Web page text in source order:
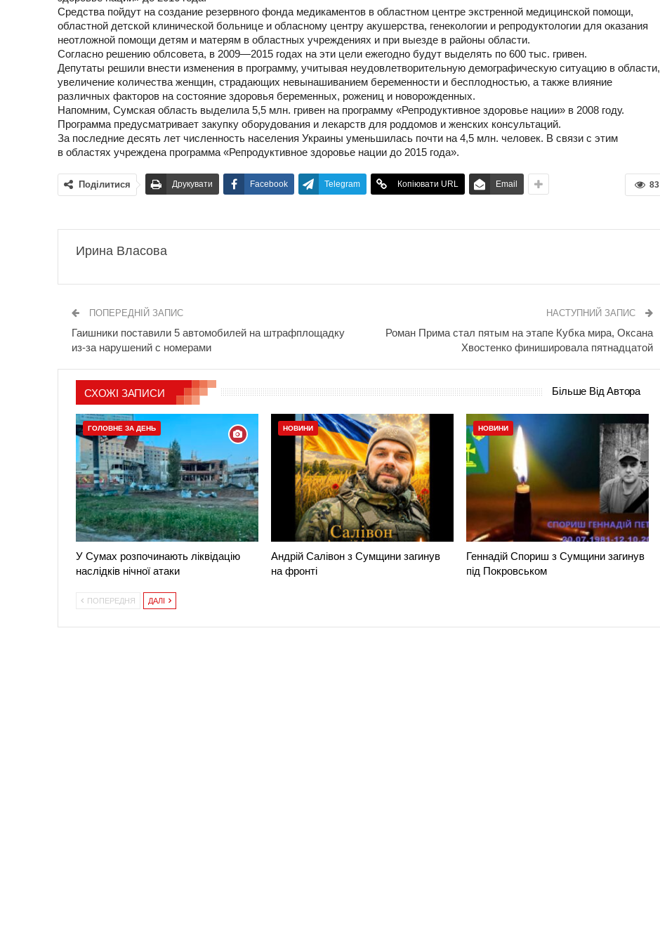
Средства пойдут на создание резервного фонда медикаментов в областном центре экстренной медицинской помощи,
областной детской клинической больнице и обласному центру акушерства, генекологии и репродуктологии для оказания
неотложной помощи детям и матерям в областных учреждениях и при выезде в районы области.
Согласно решению облсовета, в 2009—2015 годах на эти цели ежегодно будут выделять по 600 тыс. гривен.
Депутаты решили внести изменения в программу, учитывая неудовлетворительную демографическую ситуацию в области,
увеличение количества женщин, страдающих невынашиванием беременности и бесплодностью, а также влияние
различных факторов на состояние здоровья беременных, рожениц и новорожденных.
Напомним, Сумская область выделила 5,5 млн. гривен на программу «Репродуктивное здоровье нации» в 2008 году.
Программа предусматривает закупку оборудования и лекарств для роддомов и женских консультаций.
За последние десять лет численность населения Украины уменьшилась почти на 4,5 млн. человек. В связи с этим
в областях учреждена программа «Репродуктивное здоровье нации до 2015 года».
83
Поділитися Друкувати Facebook Telegram Копіювати URL Email
Ирина Власова
ПОПЕРЕДНІЙ ЗАПИС
Гаишники поставили 5 автомобилей на штрафплощадку
из-за нарушений с номерами
НАСТУПНИЙ ЗАПИС
Роман Прима стал пятым на этапе Кубка мира, Оксана
Хвостенко финишировала пятнадцатой
СХОЖІ ЗАПИСИ Більше Від Автора
ГОЛОВНЕ ЗА ДЕНЬ
У Сумах розпочинають ліквідацію
наслідків нічної атаки
НОВИНИ
Андрій Салівон з Сумщини загинув
на фронті
НОВИНИ
Геннадій Спориш з Сумщини загинув
під Покровськом
ПОПЕРЕДНЯ ДАЛІ